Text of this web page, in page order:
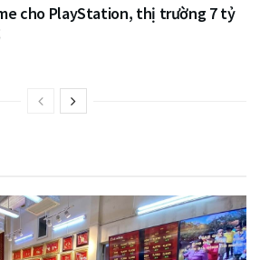
cho PlayStation, thị trường 7 tỷ